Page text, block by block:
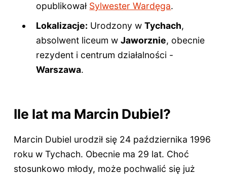
opublikował Sylwester Wardęga.
Lokalizacje: Urodzony wTychach,
absolwent liceum wJaworznie, obecnie
rezydent i centrum działalności -
Warszawa.
Ile lat ma Marcin Dubiel?
Marcin Dubiel urodził się 24 października 1996
roku w Tychach. Obecnie ma 29 lat. Choć
stosunkowo młody, może pochwalić się już